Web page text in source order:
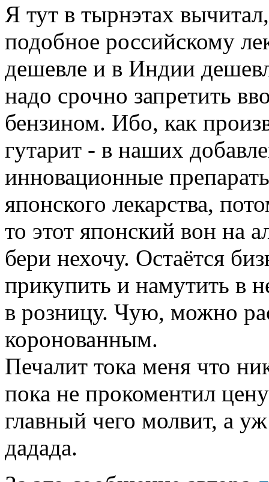
Я тут в тырнэтах
подобное российскому
дешевле и в Индии
надо срочно запретить
бензином. Ибо, как
гутарит - в наших
инновационные
японского лекарства,
то этот японский вон на
бери нехочу. Остаётся
прикупить и намутить в
в розницу. Чую, можно
коронованным.
Печалит тока меня что
пока не прокоментил
главный чего молвит, а
дадада.